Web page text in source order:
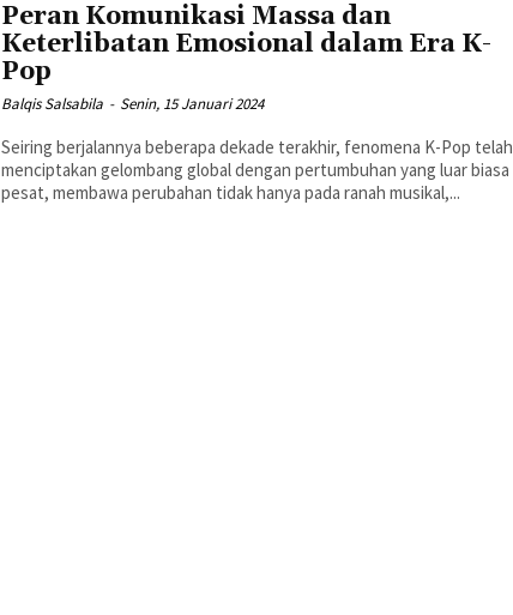
Peran Komunikasi Massa dan
Keterlibatan Emosional dalam Era K-
Pop
Balqis Salsabila - Senin, 15 Januari 2024
Seiring berjalannya beberapa dekade terakhir, fenomena K-Pop telah
menciptakan gelombang global dengan pertumbuhan yang luar biasa
pesat, membawa perubahan tidak hanya pada ranah musikal,...